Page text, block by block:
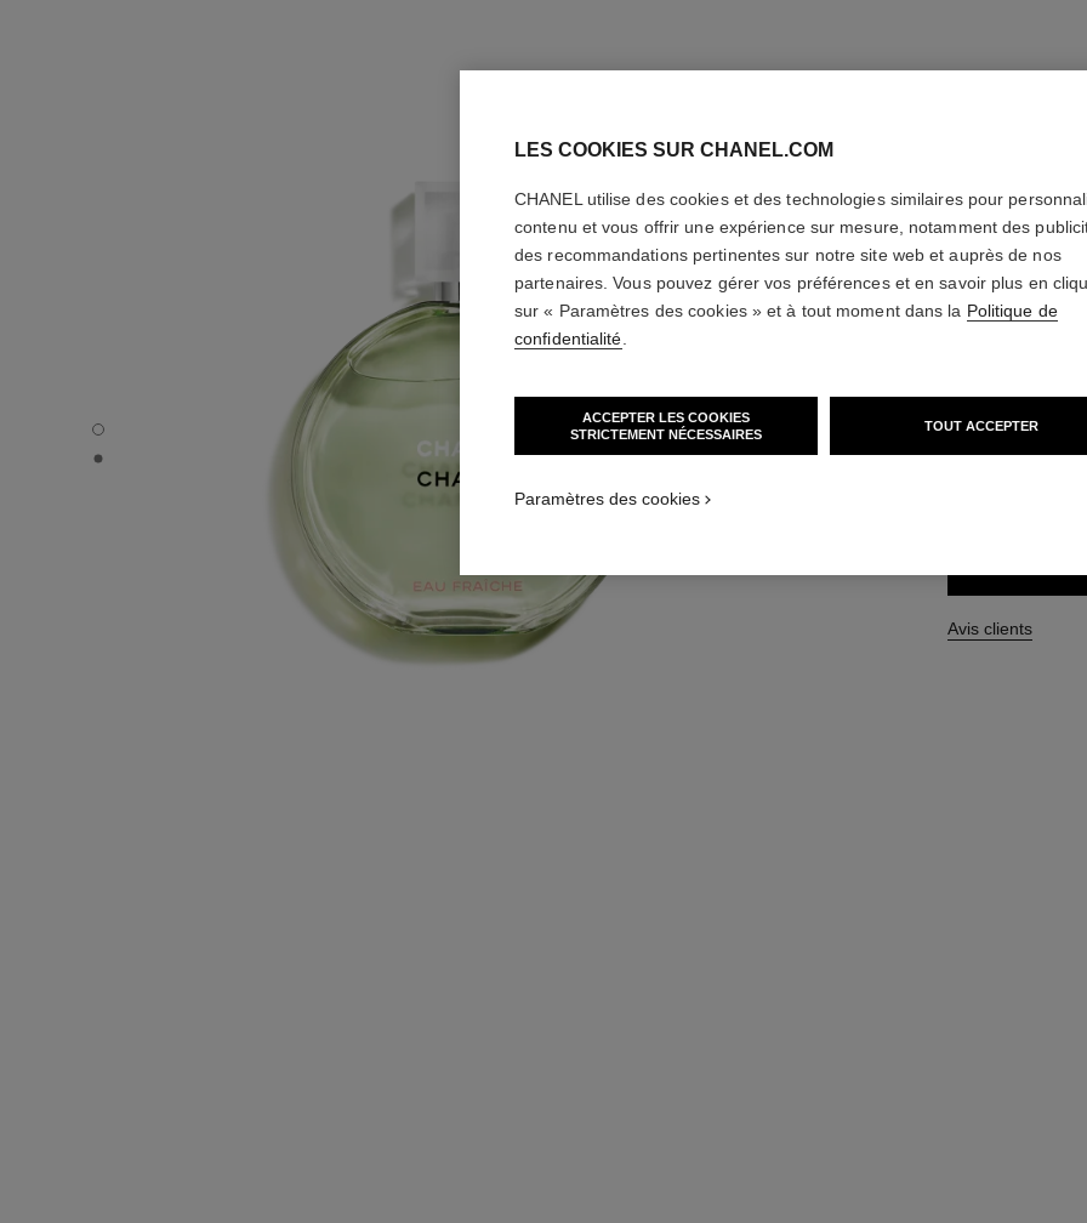
CHANCE EAU FRAÎCHE - Vue par défaut
CHANCE EAU FRAÎCHE - Vue alternative 1
CHANCE
Eau de Toilette
En savoir plus
171 CHF
4 TAILLES
Avis clients
LES COOKIES SUR CHANEL.COM
CHANEL utilise des cookies et des technologies similaires pour
contenu et vous offrir une expérience sur mesure, notamment des
des recommandations pertinentes sur notre site web et auprès de nos
partenaires. Vous pouvez gérer vos préférences et en savoir plus en
sur « Paramètres des cookies » et à tout moment dans la Politique de
confidentialité
ACCEPTER LES COOKIES
STRICTEMENT NÉCESSAIRES
TOUT ACCEPTER
Paramètres des cookies